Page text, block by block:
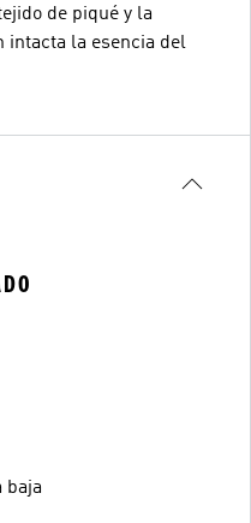
de piqué y la
intacta la esencia del
baja